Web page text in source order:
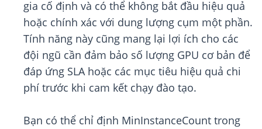
gia cố định và có thể không bắt đầu hiệu quả
hoặc chính xác với dung lượng cụm một phần.
Tính năng này cũng mang lại lợi ích cho các
đội ngũ cần đảm bảo số lượng GPU cơ bản để
đáp ứng SLA hoặc các mục tiêu hiệu quả chi
phí trước khi cam kết chạy đào tạo.
Bạn có thể chỉ định MinInstanceCount trong